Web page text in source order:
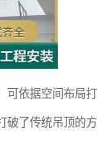
可依据空间布局打
破了传统吊顶的方